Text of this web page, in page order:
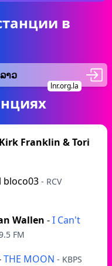
в
າວ
lnr.org.la
Franklin & Tori
bloco03 - RCV
Wallen -I Can't
FM
THE MOON - KBPS